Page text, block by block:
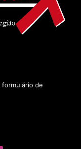
formulário de